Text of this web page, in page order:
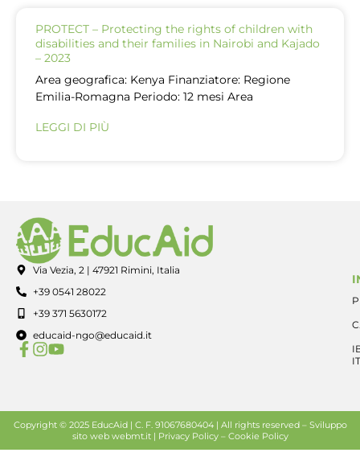
PROTECT – Protecting the rights of children with
disabilities and their families in Nairobi and Kajado
– 2023
Area geografica: Kenya Finanziatore: Regione
Emilia-Romagna Periodo: 12 mesi Area
LEGGI DI PIÙ
Via Vezia, 2 | 47921 Rimini, Italia
+39 0541 28022
+39 371 5630172
educaid-ngo@educaid.it
Copyright © 2025 EducAid | C. F. 91067680404 | All rights reserved – Sviluppo
sito webwebmt.it | Privacy Policy– Cookie Policy